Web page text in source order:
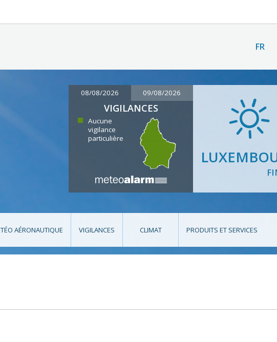
FR
08/08/2026 09/08/2026
VIGILANCES
Aucune
vigilance
particulière
AÉRONAUTIQUE VIGILANCES CLIMAT PRODUITS ET SERVICES